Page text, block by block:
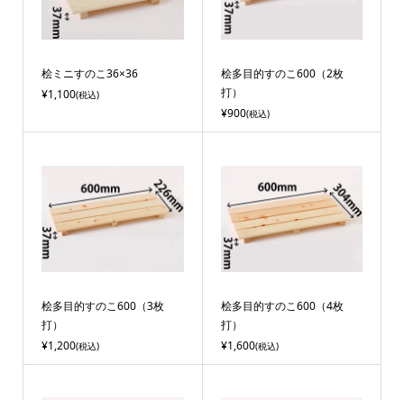
桧ミニすのこ36×36
¥1,100(税込)
桧多目的すのこ600（2枚
打）
¥900(税込)
桧多目的すのこ600（3枚
打）
¥1,200(税込)
桧多目的すのこ600（4枚
打）
¥1,600(税込)